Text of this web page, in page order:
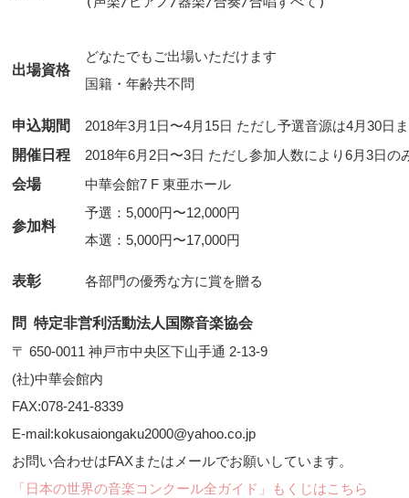
出場資格
どなたでもご出場いただけます
申込期間
2018年3月1日〜4月15日 ただし予選音源は4月30日
開催日程
2018年6月2日〜3日 ただし参加人数により6月3日の
会場
中華会館7 F 東亜ホール
参加料
予選：5,000円〜12,000円
本選：5,000円〜17,000円
表彰
問 特定非営利活動法人国際音楽協会
〒 650-0011 神戸市中央区下山手通 2-13-9
(社)中華会館内
FAX:078-241-8339
E-mail:kokusaiongaku2000@yahoo.co.jp
お問い合わせはFAXまたはメールでお願いしています。
「日本の世界の音楽コンクール全ガイド」もくじはこちら